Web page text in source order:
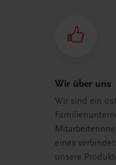
Wir über uns
Wir sind ein
eines
unsere